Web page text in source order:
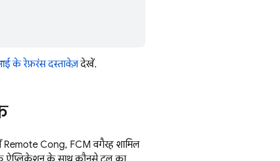
के रेफ़रंस दस्तावेज़देखें.
Remote Config, FCM वगैरह शामिल